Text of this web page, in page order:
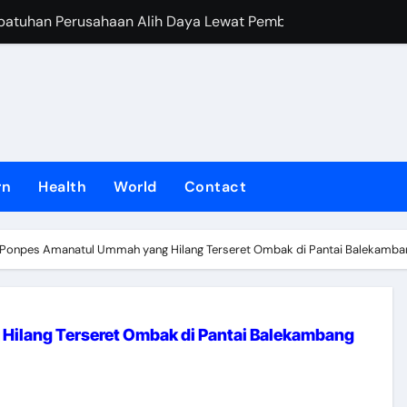
Perusahaan Alih Daya Lewat Pembinaan Berkelanjutan
Jatim Siapkan Job Fair 2026 untuk Menjaring Talenta
PT Jaya Kertas, RUPS dan Penjualan Aset Jadi Kunci
Perkuat Pembinaan Perusahaan Demi Hubungan
Health World Contact
Amanatul Ummah yang Hilang Terseret Ombak di Pantai
Terseret Ombak di Pantai Balekambang